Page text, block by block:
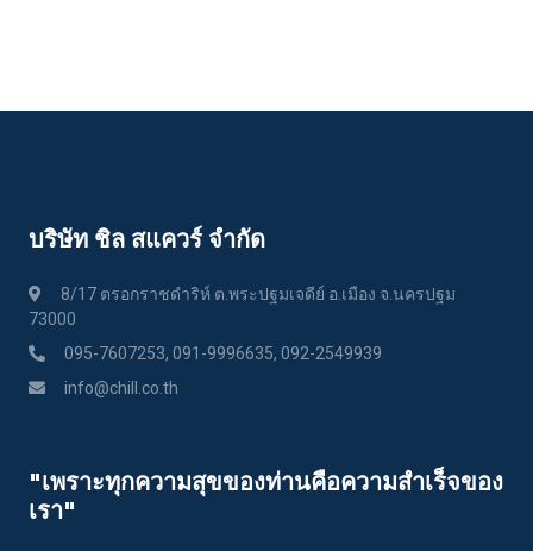
บริษัท ชิล สแควร์ จำกัด
8/17 ตรอกราชดำริห์ ต.พระปฐมเจดีย์ อ.เมือง จ.นครปฐม
73000
095-7607253, 091-9996635, 092-2549939
info@chill.co.th
"เพราะทุกความสุขของท่านคือความสําเร็จของ
เรา"